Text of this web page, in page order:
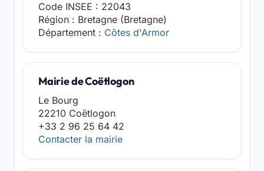
Code INSEE : 22043
Région : Bretagne (Bretagne)
Département : Côtes d'Armor
Mairie de Coëtlogon
Le Bourg
22210 Coëtlogon
+33 2 96 25 64 42
Contacter la mairie